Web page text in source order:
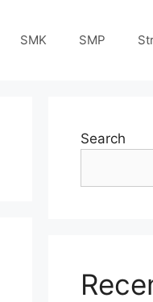
SMK SMP
Search